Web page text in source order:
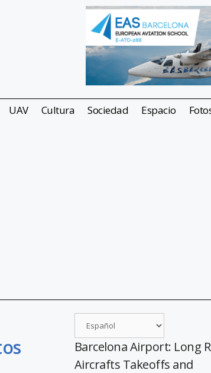
UAV Cultura Sociedad Espacio
Barcelona Airport: Long
Aircrafts Takeoffs and